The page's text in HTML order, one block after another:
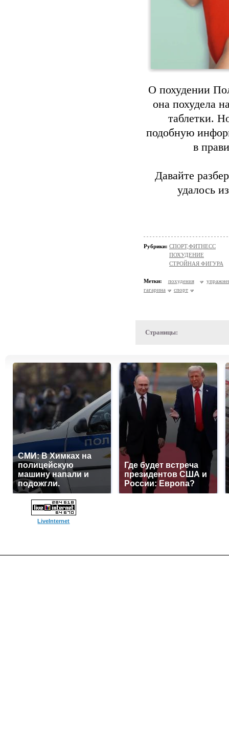
О похудении
она похудела
таблетки.
подобную
в
Давайте
удалось
Рубрики: СПОРТ,ФИТНЕСС
ПОХУДЕНИЕ
СТРОЙНАЯ ФИГУРА
Метки: похудения
гагарина
спорт
Страницы:
СМИ: В Химках на
полицейскую
машину напали и
подожгли.
Где будет встреча
президентов США и
России: Европа?
LiveInternet